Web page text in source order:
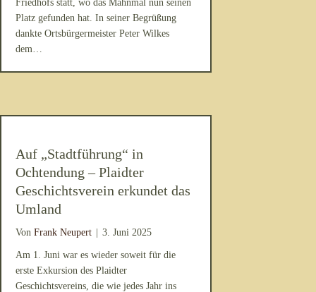
Friedhofs statt, wo das Mahnmal nun seinen
Platz gefunden hat. In seiner Begrüßung
dankte Ortsbürgermeister Peter Wilkes
dem…
Auf „Stadtführung“ in
Ochtendung – Plaidter
Geschichtsverein erkundet das
Umland
Von Frank Neupert 3. Juni 2025
Am 1. Juni war es wieder soweit für die
erste Exkursion des Plaidter
Geschichtsvereins, die wie jedes Jahr ins